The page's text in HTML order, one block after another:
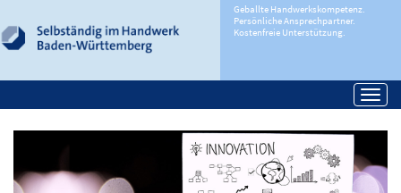
Geballte Handwerkskompetenz.
Persönliche Ansprechpartner.
Kostenfreie Unterstützung.